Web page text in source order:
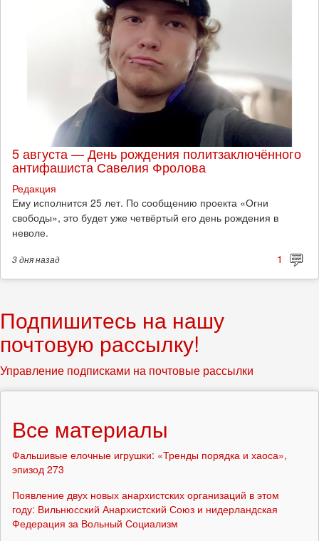
5 августа — День рождения политзаключённого
антифашиста Савелия Фролова
Редакция
Ему исполнится 25 лет. По сообщению проекта «Огни
свободы», это будет уже четвёртый его день рождения в
неволе.
3 дняназад 1
Подпишитесь на нашу
почтовую рассылку!
Управление подписками на почтовые рассылки
Все материалы
Фальшивые елочные игрушки: «Тренды порядка и хаоса»,
эпизод 273
Появление двух новых анархистских организаций в этом
году: Вильнюсский Анархистский Союз и нидерландская
Федерация за Вольный Социализм